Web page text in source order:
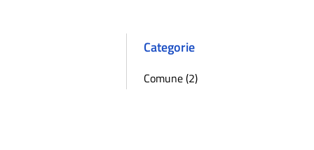
Categorie
Comune (2)